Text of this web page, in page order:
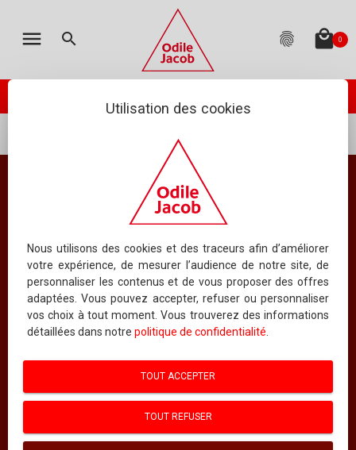
menu search fingerprint 0
local_mall
Votre panier est vide
TOTAL(hors livraison) 0.00 €
CATALOGUE
QUESTIONS FRÉQUEMMENT POSÉES
RIGHTS DEPARTMENT
SERVICE MANUSCRITS
CONTACTER UN AUTEUR
Psychothérapie
Tous les ouvrages
ORDONNER PAR PRIX AFFICHER 32 LIVRES PAR PAGE
Utilisation des cookies
Nous utilisons des cookies et des traceurs afin d’améliorer
votre expérience, de mesurer l’audience de notre site, de
personnaliser les contenus et de vous proposer des offres
adaptées. Vous pouvez accepter, refuser ou personnaliser
vos choix à tout moment. Vous trouverez des informations
détaillées dans notre politique de confidentialité
TOUT ACCEPTER
TOUT REFUSER